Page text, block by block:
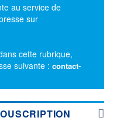
au service de
sur
cette rubrique,
suivante : contact-